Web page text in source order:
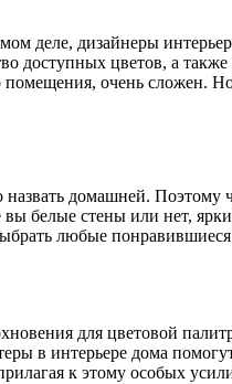
деле, дизайнеры
доступных цветов, а также
очень сложен.
домашней. Поэтому
белые стены или нет,
любые понравившиеся
для цветовой
в интерьере дома
к этому особых